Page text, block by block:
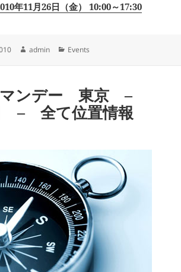
年11月26日（金） 10:00～17:30
Author
admin Categories
Events
マンデー 東京 –
– 全て位置情報